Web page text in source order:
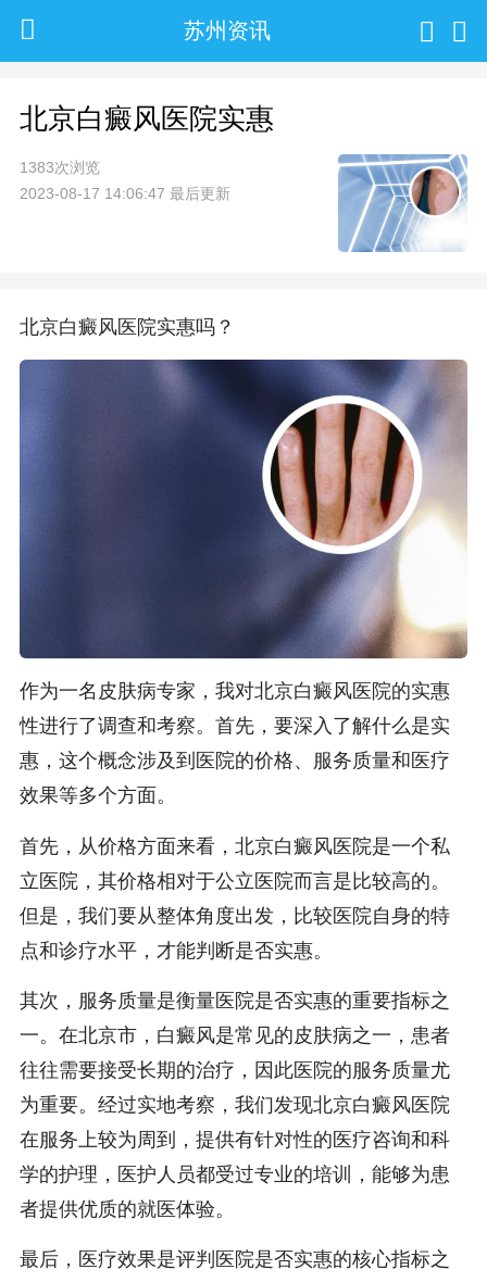
苏州资讯
北京白癜风医院实惠
1383次浏览
2023-08-17 14:06:47 最后更新
北京白癜风医院实惠吗？
作为一名皮肤病专家，我对北京白癜风医院的实惠
性进行了调查和考察。首先，要深入了解什么是实
惠，这个概念涉及到医院的价格、服务质量和医疗
效果等多个方面。
首先，从价格方面来看，北京白癜风医院是一个私
立医院，其价格相对于公立医院而言是比较高的。
但是，我们要从整体角度出发，比较医院自身的特
点和诊疗水平，才能判断是否实惠。
其次，服务质量是衡量医院是否实惠的重要指标之
一。在北京市，白癜风是常见的皮肤病之一，患者
往往需要接受长期的治疗，因此医院的服务质量尤
为重要。经过实地考察，我们发现北京白癜风医院
在服务上较为周到，提供有针对性的医疗咨询和科
学的护理，医护人员都受过专业的培训，能够为患
者提供优质的就医体验。
最后，医疗效果是评判医院是否实惠的核心指标之